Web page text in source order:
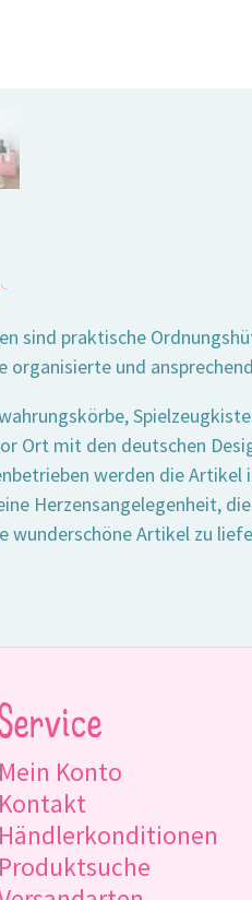
sind praktische
organisierte und
Ort mit den deutschen
werden die
Herzensangelegenheit,
wunderschöne Artikel zu
Service
Mein Konto
Kontakt
Händlerkonditionen
Produktsuche